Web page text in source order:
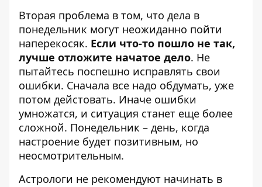
Вторая проблема в том, что дела в
понедельник могут неожиданно пойти
наперекосяк. Если что-то пошло не так,
лучше отложите начатое дело. Не
пытайтесь поспешно исправлять свои
ошибки. Сначала все надо обдумать, уже
потом дейстовать. Иначе ошибки
умножатся, и ситуация станет еще более
сложной. Понедельник – день, когда
настроение будет позитивным, но
неосмотрительным.
Астрологи не рекомендуют начинать в